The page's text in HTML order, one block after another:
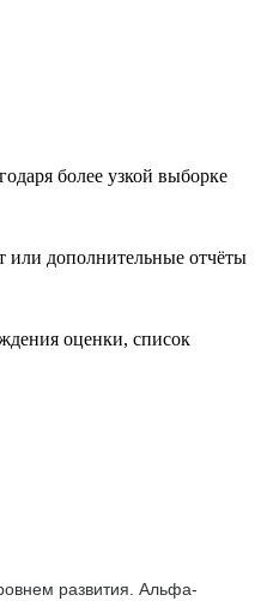
более узкой выборке
или дополнительные отчёты
оценки, список
развития. Альфа-